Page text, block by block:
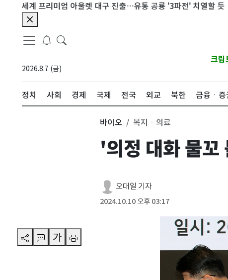
계 프리미엄 아울렛 대구 진출…유통 공룡 '3파전' 치열할 듯 폭
2026.8.7 (금)
크립
정치 사회 경제 국제 전국 외교 북한 금융ㆍ증
가
바이오 복지ㆍ의료
'의정 대화 물꼬
오대일 기자
2024.10.10 오후 03:17